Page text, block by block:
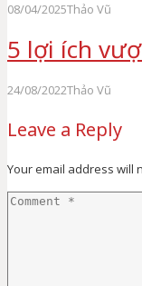
08/04/2025Thảo Vũ
5 lợi ích
24/08/2022Thảo Vũ
Leave a Reply
Your email address will